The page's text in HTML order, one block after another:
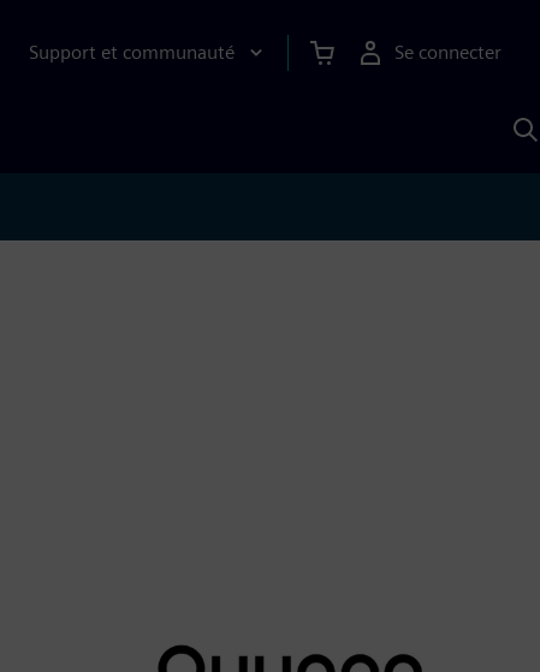
Support et communauté Se connecter